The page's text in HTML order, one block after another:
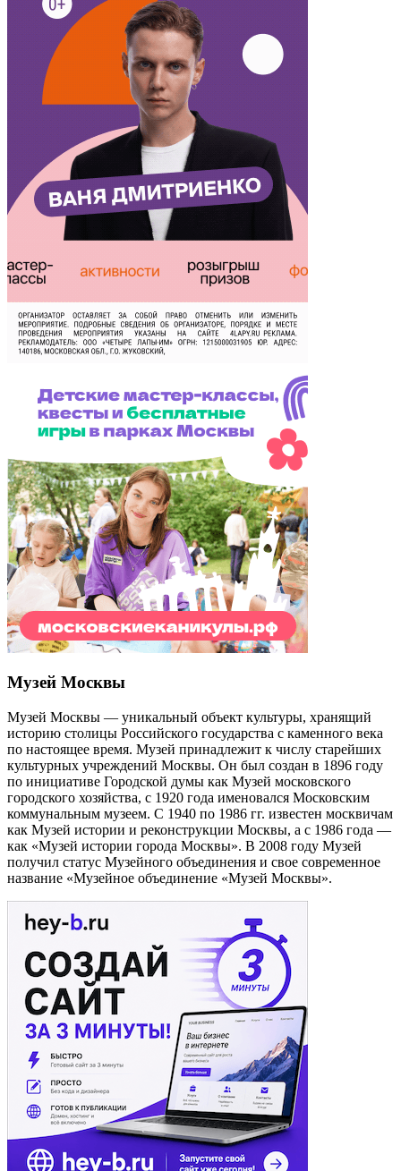
Музей Москвы
Музей Москвы — уникальный объект культуры, хранящий
историю столицы Российского государства с каменного века
по настоящее время. Музей принадлежит к числу старейших
культурных учреждений Москвы. Он был создан в 1896 году
по инициативе Городской думы как Музей московского
городского хозяйства, с 1920 года именовался Московским
коммунальным музеем. С 1940 по 1986 гг. известен москвичам
как Музей истории и реконструкции Москвы, а с 1986 года —
как «Музей истории города Москвы». В 2008 году Музей
получил статус Музейного объединения и свое современное
название «Музейное объединение «Музей Москвы».